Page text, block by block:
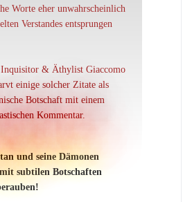
Worte eher unwahrscheinlich
Verstandes entsprungen
& Äthylist Giaccomo
einige solcher Zitate als
Botschaft mit einem
Kommentar.
und seine Dämonen
subtilen Botschaften